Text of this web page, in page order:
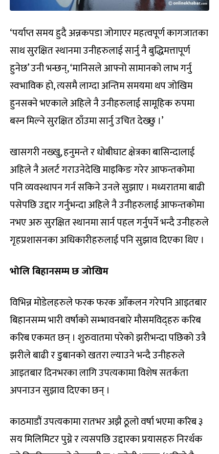
‘पर्याप्त समय हुदै अन्नकपडा जोगाएर महत्वपूर्ण कागजातका
साथ सुरक्षित स्थानमा उनीहरुलाई सार्नु नै बुद्धिमत्तापूर्ण
हुनेछ’ उनी भन्छन्, ‘मानिसले आफ्नो सामानको लाभ गर्नु
स्वभाविक हो, त्यसमै लाग्दा अन्तिम समयमा थप जोखिम
हुनसक्ने भएकाले अहिले नै उनीहरुलाई सामूहिक रुपमा
बस्न मिल्ने सुरक्षित ठाँउमा सार्नु उचित देख्छु ।’
खासगरी नख्खु, हनुमन्ते र धोबीघाट क्षेत्रका बासिन्दालाई
अहिले नै अलर्ट गराउनेदेखि माइकिङ गरेर आफन्तकोमा
पनि व्यवस्थापन गर्न सकिने उनले सुझाए । मध्यरातमा बाढी
पसेपछि उद्दार गर्नुभन्दा अहिले नै उनीहरुलाई आफन्तकोमा
नभए अरु सुरक्षित स्थानमा सार्न पहल गर्नुपर्ने भन्दै उनीहरुले
गृहप्रशासनका अधिकारीहरुलाई पनि सुझाव दिएका थिए ।
भोलि बिहानसम्म छ जोखिम
विभिन्न मोडेलहरुले फरक फरक आँकलन गरेपनि आइतबार
बिहानसम्म भारी वर्षाको सम्भावनबारे मौसमविद्हरु करिब
करिब एकमत छन् । शुरुवातमा परेको झरीभन्दा पछिको उत्रै
झरीले बाढी र डुबानको खतरा ल्याउने भन्दै उनीहरुले
आइतबार दिनभरका लागि उपत्यकामा विशेष सतर्कता
अपनाउन सुझाव दिएका छन् ।
काठमाडौं उपत्यकामा रातभर अझै ठूलो वर्षा भएमा करिब ३
सय मिलिमिटर पुग्ने र त्यसपछि उद्दारका प्रयासहरु निरर्थक